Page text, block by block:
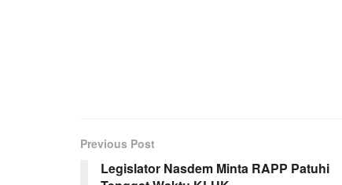
Previous Post
Legislator Nasdem Minta RAPP Patuhi